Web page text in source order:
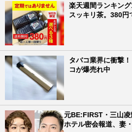
楽天週間ランキン
スッキリ茶。380円
タバコ業界に衝撃
コが爆売れ中
元BE:FIRST・三山
ホテル密会報道、妻